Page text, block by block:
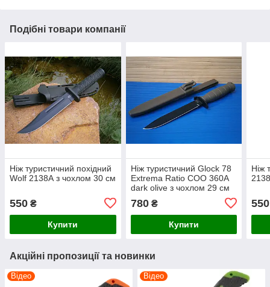
Подібні товари компанії
Ніж туристичний похідний
Wolf 2138А з чохлом 30 см
550 ₴
Купити
Ніж туристичний Glock 78
Extrema Ratio СОО 360А
dark olive з чохлом 29 см
780₴
Купити
Ніж
550
Акційні пропозиції та новинки
Відео Відео